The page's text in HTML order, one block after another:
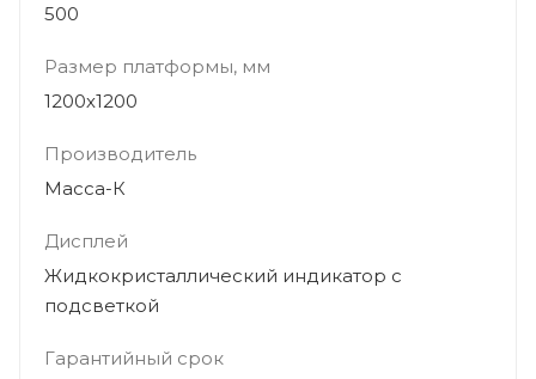
500
Размер платформы, мм
1200х1200
Производитель
Масса-К
Дисплей
Жидкокристаллический индикатор с
подсветкой
Гарантийный срок